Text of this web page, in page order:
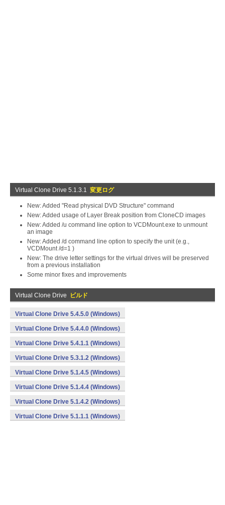
Virtual Clone Drive 5.1.3.1 変更ログ
New: Added "Read physical DVD Structure" command
New: Added usage of Layer Break position from CloneCD images
New: Added /u command line option to VCDMount.exe to unmount
an image
New: Added /d command line option to specify the unit (e.g.,
VCDMount /d=1 )
New: The drive letter settings for the virtual drives will be preserved
from a previous installation
Some minor fixes and improvements
Virtual Clone Drive ビルド
Virtual Clone Drive 5.4.5.0 (Windows)
Virtual Clone Drive 5.4.4.0 (Windows)
Virtual Clone Drive 5.4.1.1 (Windows)
Virtual Clone Drive 5.3.1.2 (Windows)
Virtual Clone Drive 5.1.4.5 (Windows)
Virtual Clone Drive 5.1.4.4 (Windows)
Virtual Clone Drive 5.1.4.2 (Windows)
Virtual Clone Drive 5.1.1.1 (Windows)